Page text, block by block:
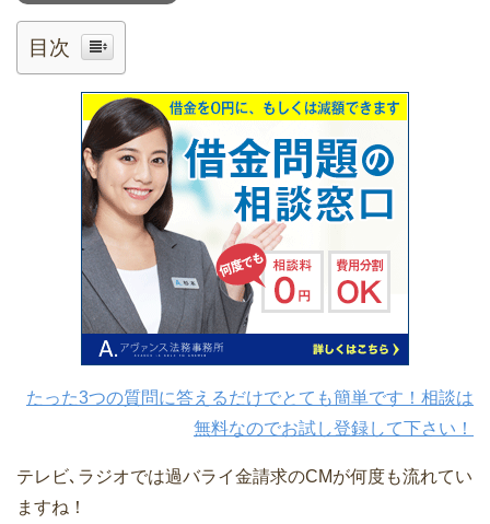
目次
たった3つの質問に答えるだけでとても簡単です！相談は
無料なのでお試し登録して下さい！
テレビ､ラジオでは過バライ金請求のCMが何度も流れてい
ますね！